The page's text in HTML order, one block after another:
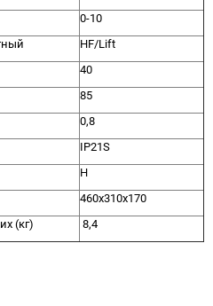
0-10
HF/Lift
40
85
0,8
IP21S
H
460х310х170
(кг)
8,4